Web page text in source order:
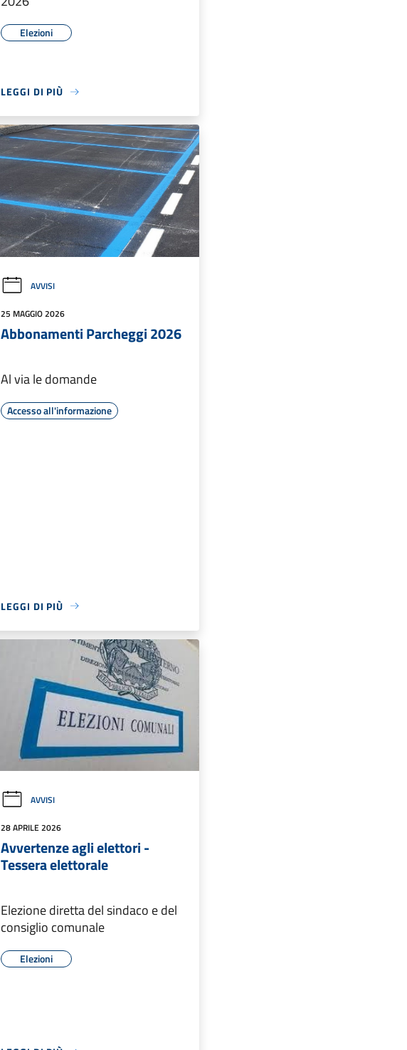
Elezioni
LEGGI DI PIÙ
AVVISI
25 MAGGIO 2026
Abbonamenti Parcheggi 2026
Al via le domande
Accesso all'informazione
LEGGI DI PIÙ
AVVISI
28 APRILE 2026
Avvertenze agli elettori -
Tessera elettorale
Elezione diretta del sindaco e del
consiglio comunale
Elezioni